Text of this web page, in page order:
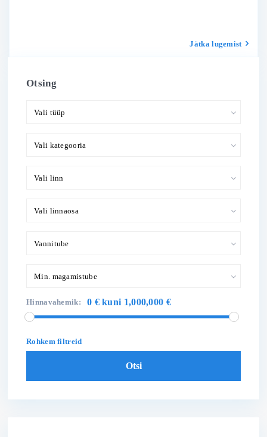
Jätka lugemist
Otsing
Vali tüüp
Vali kategooria
Vali linn
Vali linnaosa
Vannitube
Min. magamistube
Hinnavahemik: 0 € kuni 1,000,000 €
Rohkem filtreid
Otsi